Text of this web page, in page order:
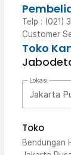
Telp : (021)
Customer
Toko
Lokasi
Jakarta
Toko
Bendungan